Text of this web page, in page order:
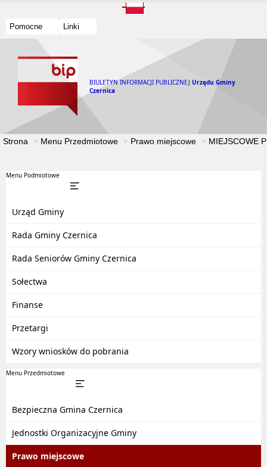
Pomocne Linki
BIULETYN INFORMACJI PUBLICZNEJ Urzędu Gminy
Czernica
Strona Menu Przedmiotowe Prawo miejscowe MIEJSCOWE
Menu Podmiotowe
Urząd Gminy
Rada Gminy Czernica
Rada Seniorów Gminy Czernica
Sołectwa
Finanse
Przetargi
Wzory wniosków do pobrania
Menu Przedmiotowe
Bezpieczna Gmina Czernica
Jednostki Organizacyjne Gminy
Prawo miejscowe